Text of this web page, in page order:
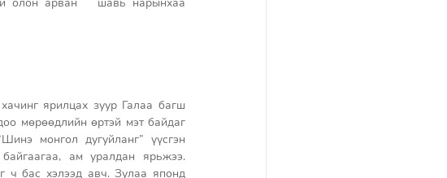
ярилцах зуур Галаа багш
мөрөөдлийн өртэй мэт байдаг
монгол дугуйланг” үүсгэн
ам уралдан ярьжээ.
ч бас хэлээд авч. Зулаа японд